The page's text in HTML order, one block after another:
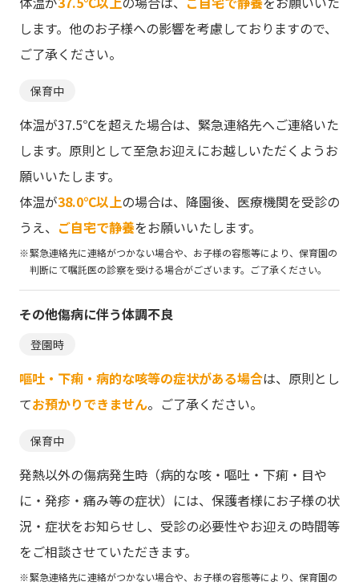
します。他のお子様への影響を考慮しておりますので、
ご了承ください。
保育中
体温が37.5℃を超えた場合は、緊急連絡先へご連絡いた
します。原則として至急お迎えにお越しいただくようお
願いいたします。
体温が38.0℃以上の場合は、降園後、医療機関を受診の
うえ、 ご自宅で静養をお願いいたします。
緊急連絡先に連絡がつかない場合や、お子様の容態等により、保育園の
判断にて嘱託医の診察を受ける場合がございます。ご了承ください。
その他傷病に伴う体調不良
登園時
嘔吐・下痢・病的な咳等の症状がある場合は、原則とし
てお預かりできません。ご了承ください。
保育中
発熱以外の傷病発生時（病的な咳・嘔吐・下痢・目や
に・発疹・痛み等の症状）には、保護者様にお子様の状
況・症状をお知らせし、受診の必要性やお迎えの時間等
をご相談させていただきます。
緊急連絡先に連絡がつかない場合や、お子様の容態等により、保育園の